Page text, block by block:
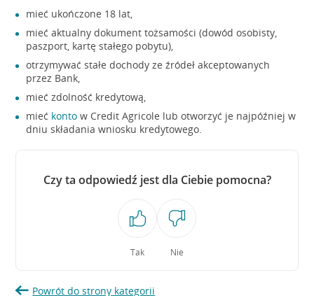
mieć ukończone 18 lat,
mieć aktualny dokument tożsamości (dowód osobisty,
paszport, kartę stałego pobytu),
otrzymywać stałe dochody ze źródeł akceptowanych
przez Bank,
mieć zdolność kredytową,
mieć konto w Credit Agricole lub otworzyć je najpóźniej w
dniu składania wniosku kredytowego.
Czy ta odpowiedź jest dla Ciebie pomocna?
Tak Nie
Powrót do strony kategorii